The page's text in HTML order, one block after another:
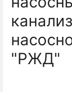
"РЖД"